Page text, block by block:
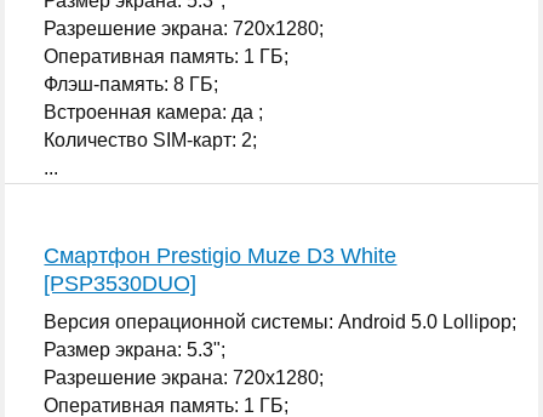
Разрешение экрана: 720x1280;
Оперативная память: 1 ГБ;
Флэш-память: 8 ГБ;
Встроенная камера: да ;
Количество SIM-карт: 2;
...
Смартфон Prestigio Muze D3 White
[PSP3530DUO]
Версия операционной системы: Android 5.0 Lollipop;
Размер экрана: 5.3";
Разрешение экрана: 720x1280;
Оперативная память: 1 ГБ;